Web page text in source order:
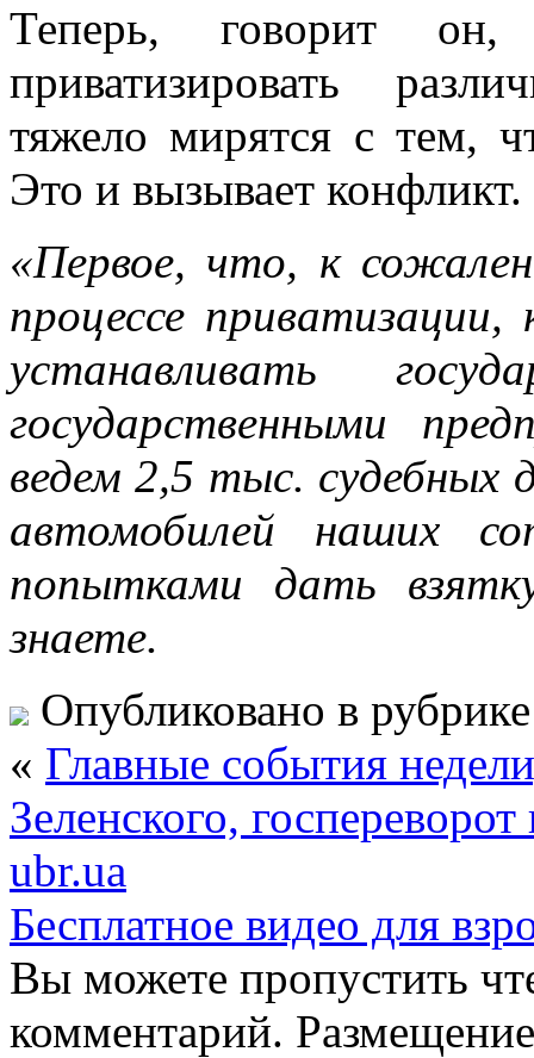
Теперь, говорит
приватизировать
тяжело мирятся с тем,
Это и вызывает конфликт.
«Первое, что, к
процессе
устанавливать
государственными
ведем 2,5 тыс. судебных
автомобилей наших
попытками дать
знаете.
Опубликовано в
« Главные события
Зеленского,
ubr.ua
Бесплатное видео для
Вы можете пропустить
комментарий.